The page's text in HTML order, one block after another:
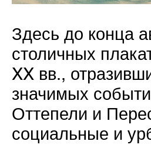
Здесь до конца
столичных
XX вв.,
значимых
Оттепели и
социальные и